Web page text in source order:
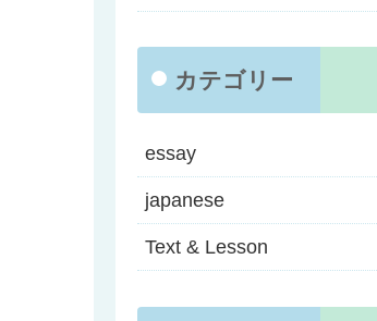
カテゴリー
essay
japanese
Text & Lesson